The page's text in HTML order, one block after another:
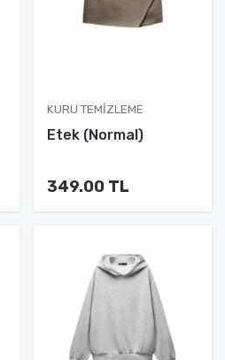
KURU TEMIZLEME
Etek (Normal)
349.00 TL